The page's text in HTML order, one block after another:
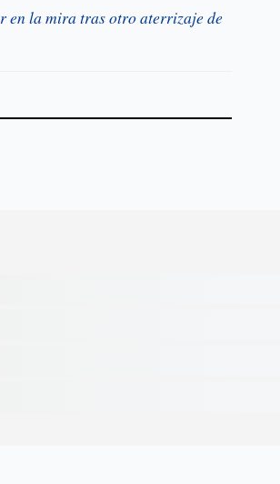
en la mira tras otro aterrizaje de